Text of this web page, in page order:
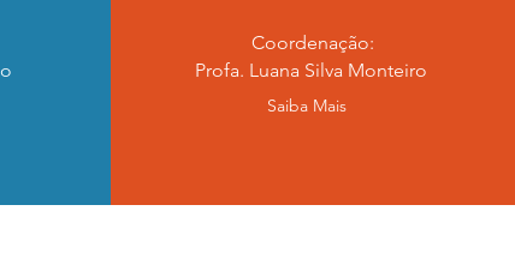
Coordenação:
Profa. Luana Silva Monteiro
Saiba Mais